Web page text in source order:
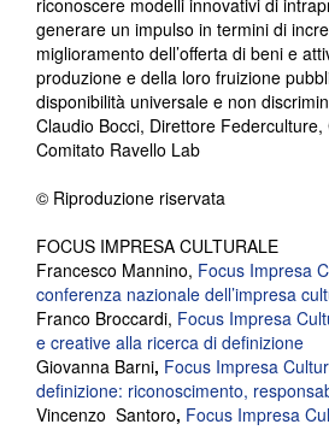
riconoscere modelli innovativi di
generare un impulso in termini di
miglioramento dell’offerta di beni e
produzione e della loro fruizione
disponibilità universale e non
Claudio Bocci, Direttore
Comitato Ravello Lab
© Riproduzione riservata
FOCUS IMPRESA CULTURALE
Francesco Mannino, Focus Impresa
conferenza nazionale dell’impresa
Franco Broccardi, Focus Impresa
e creative alla ricerca di definizione
Giovanna Barni, Focus Impresa
definizione: riconoscimento,
Vincenzo Santoro, Focus Impresa